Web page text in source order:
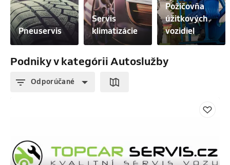
Pneuservis
Servis
klimatizácie
Požičovňa
úžitkových
vozidiel
Podniky v kategórii Autoslužby
Odporúčané